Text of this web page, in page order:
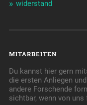
widerstand
MITARBEITEN
Du kannst hier gern
die ersten Anliegen
andere Forschende
sichtbar, wenn von